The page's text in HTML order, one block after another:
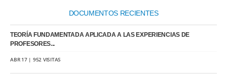
DOCUMENTOS RECIENTES
TEORÍA FUNDAMENTADA APLICADA A LAS EXPERIENCIAS DE
PROFESORES...
ABR 17 | 952 VISITAS